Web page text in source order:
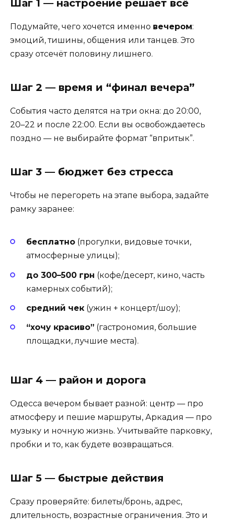
Шаг 1 — настроение решает всё
Подумайте, чего хочется именно вечером:
эмоций, тишины, общения или танцев. Это
сразу отсечёт половину лишнего.
Шаг 2 — время и “финал вечера”
События часто делятся на три окна: до 20:00,
20–22 и после 22:00. Если вы освобождаетесь
поздно — не выбирайте формат “впритык”.
Шаг 3 — бюджет без стресса
Чтобы не перегореть на этапе выбора, задайте
рамку заранее:
бесплатно (прогулки, видовые точки,
атмосферные улицы);
до 300–500 грн (кофе/десерт, кино, часть
камерных событий);
средний чек (ужин + концерт/шоу);
“хочу красиво” (гастрономия, большие
площадки, лучшие места).
Шаг 4 — район и дорога
Одесса вечером бывает разной: центр — про
атмосферу и пешие маршруты, Аркадия — про
музыку и ночную жизнь. Учитывайте парковку,
пробки и то, как будете возвращаться.
Шаг 5 — быстрые действия
Сразу проверяйте: билеты/бронь, адрес,
длительность, возрастные ограничения. Это и